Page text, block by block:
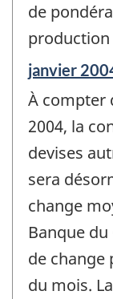
de
production
Période
de
référence
de
changement
-
janvier
À compter
2004, la
devises
sera
change
Banque
de change
du mois.